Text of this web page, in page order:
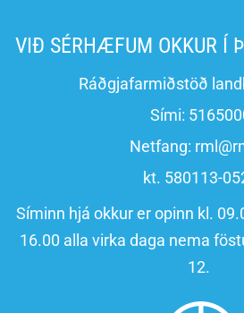
VIÐ SÉRHÆFUM OKKUR Í
Ráðgjafarmiðstöð
Sími:
Netfang:
kt. 580113-
Síminn hjá okkur er opinn kl.
16.00 alla virka daga nema
12.